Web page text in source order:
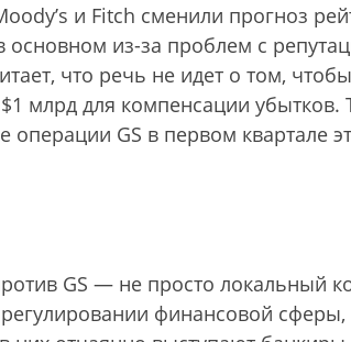
и Fitch сменили прогноз
из-за проблем с
что речь не идет о том,
млрд для компенсации
GS в первом квартале
GS — не просто локальный
финансовой